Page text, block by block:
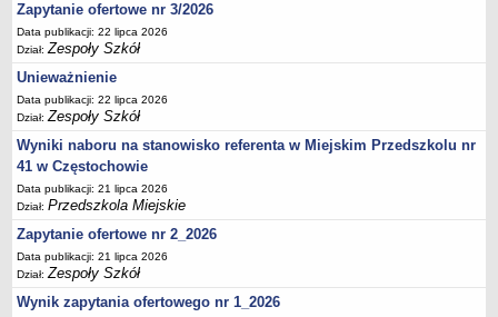
OŚWIADCZENIA MAJĄTKOWE
PONOWNE WYKORZYSTYWANIE
UDOSTĘPNIANIE INFORMACJI PUBLICZNEJ
OCHRONA DANYCH OSOBOWYCH
Zapytanie ofertowe nr 3/2026
Data publikacji: 22 lipca 2026
Dział:Zespoły Szkół
Unieważnienie
Data publikacji: 22 lipca 2026
Dział:Zespoły Szkół
Wyniki naboru na stanowisko referenta w Miejskim Przedszkolu nr
41 w Częstochowie
Data publikacji: 21 lipca 2026
Dział:Przedszkola Miejskie
Zapytanie ofertowe nr 2_2026
Data publikacji: 21 lipca 2026
Dział:Zespoły Szkół
Wynik zapytania ofertowego nr 1_2026